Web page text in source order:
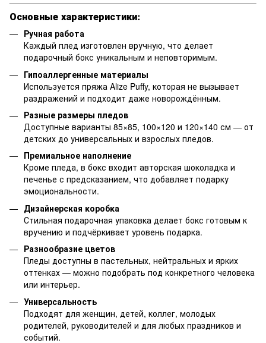
Основные характеристики:
Ручная работа
Каждый плед изготовлен вручную, что делает
подарочный бокс уникальным и неповторимым.
Гипоаллергенные материалы
Используется пряжа Alize Puffy, которая не вызывает
раздражений и подходит даже новорождённым.
Разные размеры пледов
Доступные варианты 85×85, 100×120 и 120×140 см — от
детских до универсальных и взрослых пледов.
Премиальное наполнение
Кроме пледа, в бокс входит авторская шоколадка и
печенье с предсказанием, что добавляет подарку
эмоциональности.
Дизайнерская коробка
Стильная подарочная упаковка делает бокс готовым к
вручению и подчёркивает уровень подарка.
Разнообразие цветов
Пледы доступны в пастельных, нейтральных и ярких
оттенках — можно подобрать под конкретного человека
или интерьер.
Универсальность
Подходят для женщин, детей, коллег, молодых
родителей, руководителей и для любых праздников и
событий.